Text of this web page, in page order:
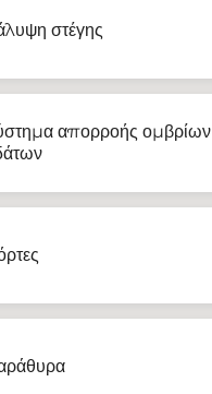
στέγης
απορροής ομβρίων